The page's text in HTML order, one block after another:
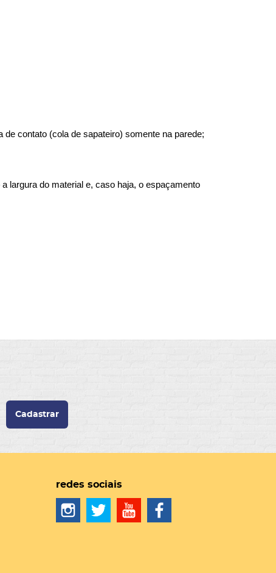
contato (cola de sapateiro) somente na parede;
largura do material e, caso haja, o espaçamento
Cadastrar
redes sociais